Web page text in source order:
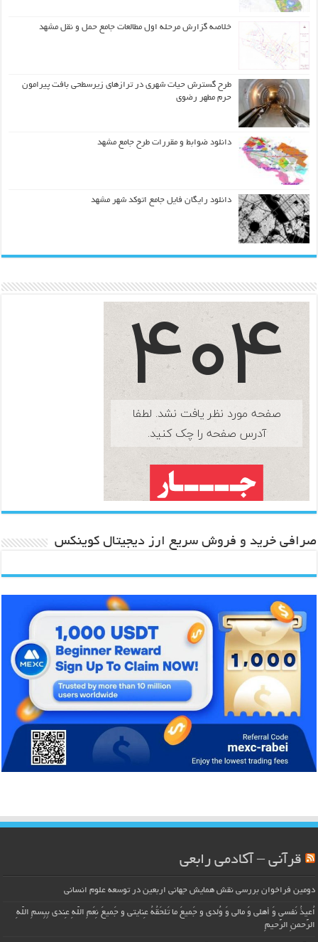
خلاصه گزارش مرحله اول مطالعات جامع حمل و نقل مشهد
طرح گسترش حیات شهري در ترازهاي زیرسطحی بافت پیرامون
حرم مطهر رضوي
دانلود ضوابط و مقررات طرح جامع مشهد
دانلود رایگان فایل جامع اتوکد شهر مشهد
صرافی خرید و فروش سریع ارز دیجیتال کوینکس
قرآنی – آکادمی رابعی
دومین فراخوان بررسی نقش همایش جهانی اربعین در توسعه علوم انسانی
اُعیذُ نَفسی وَ أهلی وَ مالی وَ وُلدی و جَمیعَ ما تَلحَقُهُ عِنایتی و جَمیعَ نِعَمِ اللّهِ عِندی بِبِسمِ اللّهِ
الرَّحمنِ الرَّحیمِ